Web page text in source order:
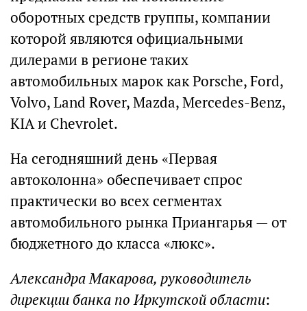
оборотных средств группы, компании
которой являются официальными
дилерами в регионе таких
автомобильных марок как Porsche, Ford,
Volvo, Land Rover, Mazda, Mercedes-Benz,
KIA и Chevrolet.
На сегодняшний день «Первая
автоколонна» обеспечивает спрос
практически во всех сегментах
автомобильного рынка Приангарья — от
бюджетного до класса «люкс».
Александра Макарова, руководитель
дирекции банка по Иркутской области: